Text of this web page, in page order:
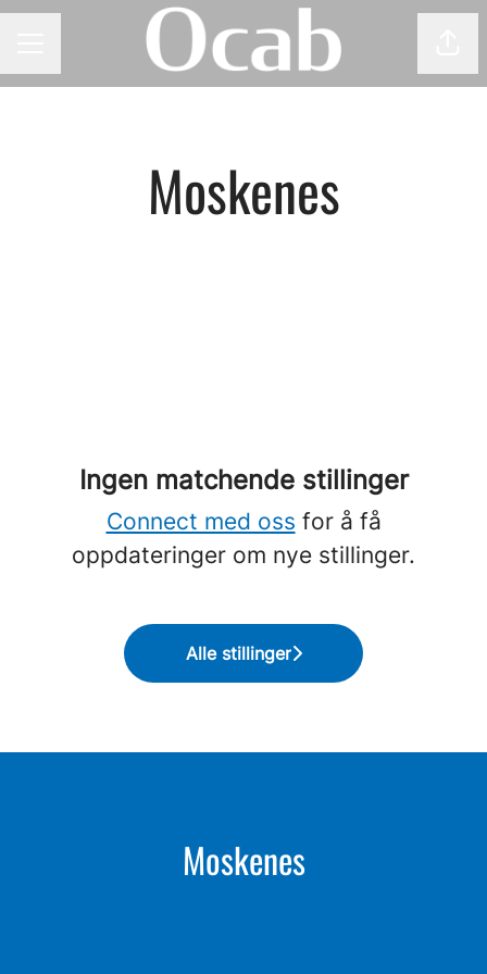
Moskenes
Ingen matchende stillinger
Connect med oss for å få
oppdateringer om nye stillinger.
Alle stillinger
Moskenes